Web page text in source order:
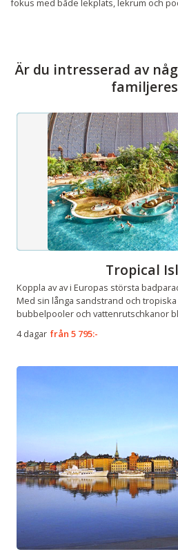
fokus med både lekplats, lekrum och
Är du intresserad av
Tropical
Koppla av av i Europas största
Med sin långa sandstrand och
bubbelpooler och vattenrutschkanor
4 dagar från5 795:-